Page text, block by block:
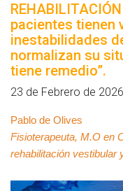
pacientes tienen
inestabilidades
normalizan su
tiene remedio”.
23 de Febrero de 2026
Pablo de Olives
Fisioterapeuta, M.O en
rehabilitación vestibular